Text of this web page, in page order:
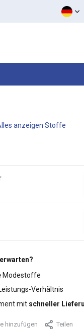
Leistungs-Verhältnis
anzeigen Stoffe
Modestoffe
Verhältnis
mit schneller
hinzufügen Teilen